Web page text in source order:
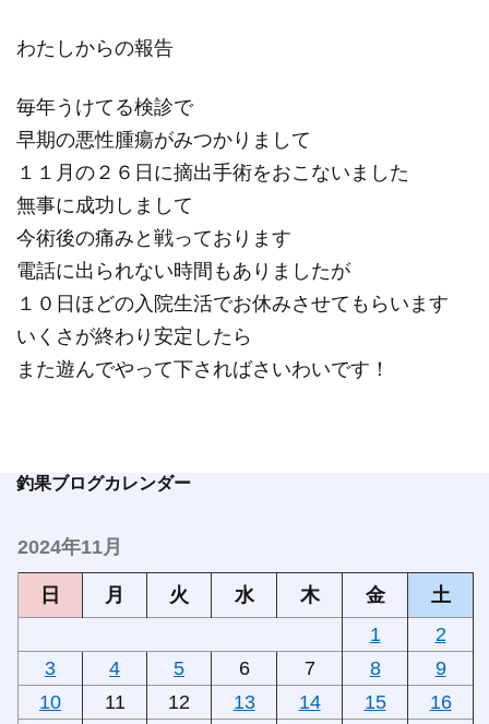
わたしからの報告
毎年うけてる検診で
早期の悪性腫瘍がみつかりまして
１１月の２６日に摘出手術をおこないました
無事に成功しまして
今術後の痛みと戦っております
電話に出られない時間もありましたが
１０日ほどの入院生活でお休みさせてもらいます
いくさが終わり安定したら
また遊んでやって下さればさいわいです！
釣果ブログカレンダー
2024年11月
日 月 火 水 木 金 土
1
2
3
4 5 6 7 8
9
10
11 12 13 14 15
16